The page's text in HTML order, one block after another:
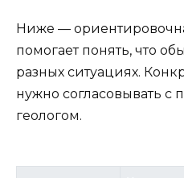
Ниже —
помогает понять, что
разных ситуациях.
нужно согласовывать
геологом.